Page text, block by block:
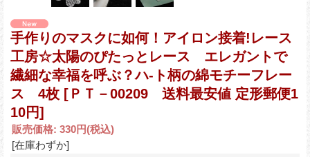
手作りのマスクに如何！アイロン接着!レース
工房☆太陽のぴたっとレース エレガントで
繊細な幸福を呼ぶ？ハ-ト柄の綿モチーフレー
ス 4枚 [ＰＴ－00209 送料最安値 定形郵便1
10円]
販売価格: 330円(税込)
[在庫わずか]